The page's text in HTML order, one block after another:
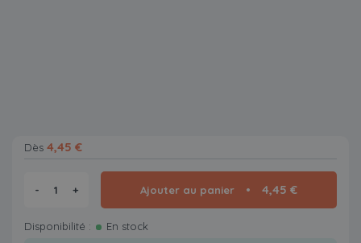
Dès 4,45 €
- + Ajouter au panier 4,45 €
Disponibilité :
En stock